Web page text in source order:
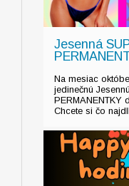
Jesenná
Na mesiac
jedinečnú
PERMANENTKY
Chcete si čo